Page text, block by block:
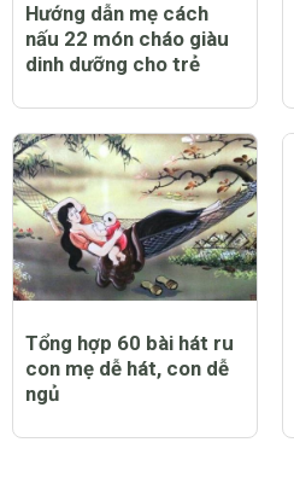
Hướng dẫn mẹ cách
nấu 22 món cháo giàu
dinh dưỡng cho trẻ
Tổng hợp 60 bài hát ru
con mẹ dễ hát, con dễ
ngủ